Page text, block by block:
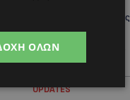
ΛΕΥΚΩΣΙΑ: Χειροπέδες
να παραπλάνησε την
Αστυνομία
UPDATES
ΌΛΩΝ